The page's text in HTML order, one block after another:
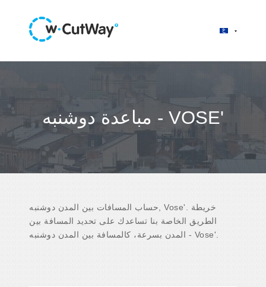
مباعدة دوشنبه - VOSE'
حساب المسافات بين المدن دوشنبه, Vose'. خريطة
الطريق الخاصة بنا تساعدك على تحديد المسافة بين
المدن بسرعة، كالمسافة بين المدن دوشنبه - Vose'.